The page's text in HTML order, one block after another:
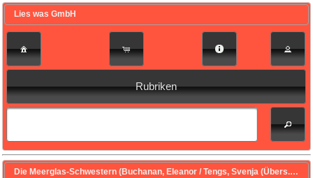
Lies was GmbH
Rubriken
Die Meerglas-Schwestern (Buchanan, Eleanor / Tengs, Svenja (Übers.))